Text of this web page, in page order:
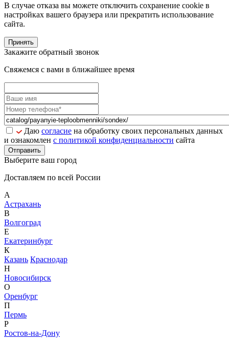
В случае отказа вы можете отключить сохранение cookie в
настройках вашего браузера или прекратить использование
сайта.
Принять
Закажите обратный звонок
Свяжемся с вами в ближайшее время
Даю согласие на обработку своих персональных данных
и ознакомлен с политикой конфиденциальности сайта
Отправить
Выберите ваш город
Доставляем по всей России
А
Астрахань
В
Волгоград
Е
Екатеринбург
К
Казань Краснодар
Н
Новосибирск
О
Оренбург
П
Пермь
Р
Ростов-на-Дону